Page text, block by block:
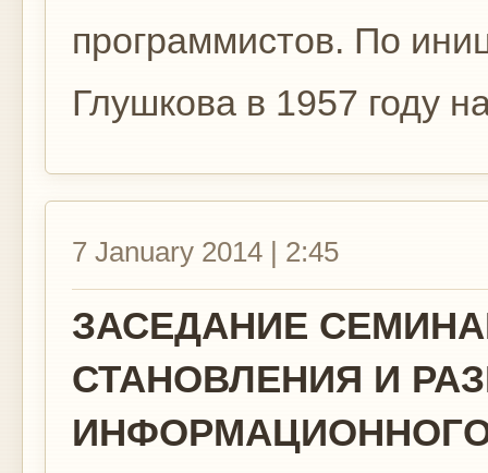
программистов. По
Глушкова в 1957 году
7 January 2014 | 2:45
ЗАСЕДАНИЕ
СТАНОВЛЕНИЯ И
ИНФОРМАЦИОННОГО